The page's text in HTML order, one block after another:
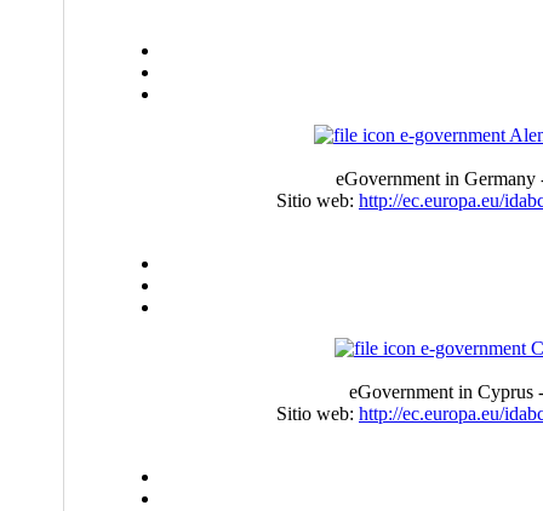
e-government
eGovernment in
Sitio web: http://ec.europa.eu/
e-government
eGovernment in Cyprus
Sitio web: http://ec.europa.eu/